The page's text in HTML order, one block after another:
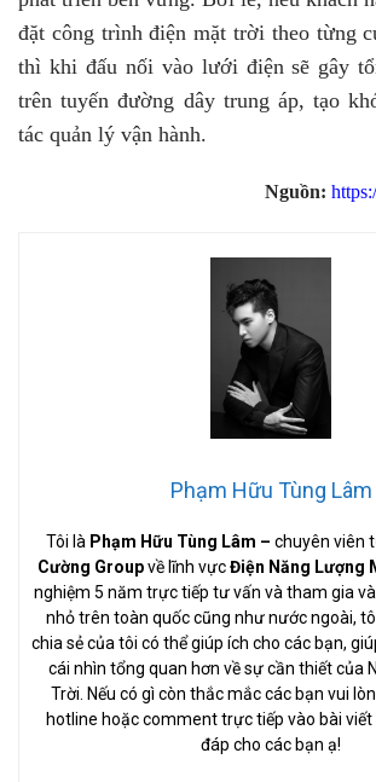
đặt công trình điện mặt trời theo từng
thì khi đấu nối vào lưới điện sẽ gây
trên tuyến đường dây trung áp, tạo
tác quản lý vận hành.
Nguồn:
Phạm Hữu Tùng Lâm
Tôi là Phạm Hữu Tùng Lâm – chuyên viên
Cường Groupvề lĩnh vựcĐiện Năng Lượng
nghiệm 5 năm trực tiếp tư vấn và tham gia
nhỏ trên toàn quốc cũng như nước ngoài,
chia sẻ của tôi có thể giúp ích cho các bạn,
cái nhìn tổng quan hơn về sự cần thiết của
Trời. Nếu có gì còn thắc mắc các bạn vui
hotline hoặc comment trực tiếp vào bài viết
đáp cho các bạn ạ!